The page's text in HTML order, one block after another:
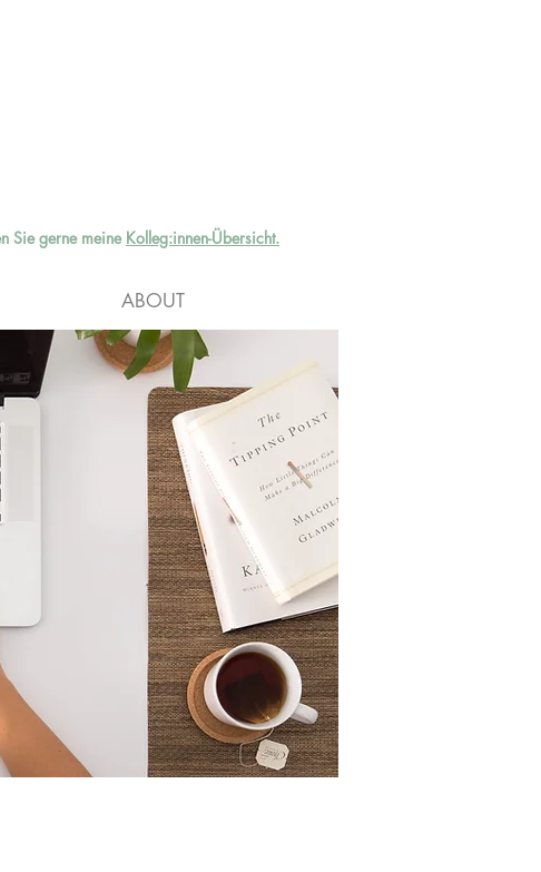
Sie gerne meine Kolleg:innen-Übersicht.
ABOUT